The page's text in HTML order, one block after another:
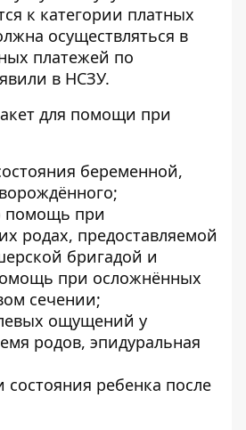
к категории платных
осуществляться в
платежей по
в НСЗУ.
для помощи при
беременной,
помощь при
родах, предоставляемой
бригадой и
при осложнённых
сечении;
ощущений у
родов, эпидуральная
состояния ребенка после